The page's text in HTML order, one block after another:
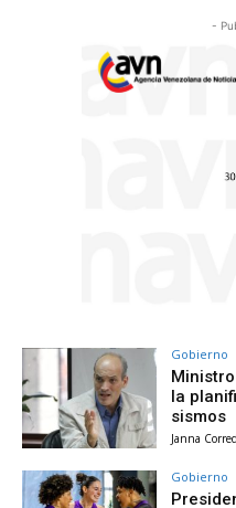
-
Gobierno
la
sismos
Janna
Gobierno